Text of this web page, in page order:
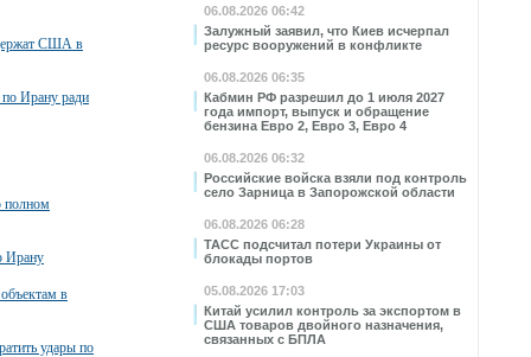
06.08.2026 06:42
Залужный заявил, что Киев исчерпал
ресурс вооружений в конфликте
06.08.2026 06:35
Кабмин РФ разрешил до 1 июля 2027
года импорт, выпуск и обращение
бензина Евро 2, Евро 3, Евро 4
06.08.2026 06:32
Российские войска взяли под контроль
село Зарница в Запорожской области
06.08.2026 06:28
ТАСС подсчитал потери Украины от
блокады портов
05.08.2026 17:03
Китай усилил контроль за экспортом в
США товаров двойного назначения,
связанных с БПЛА
США в
по Ирану ради
полном
Ирану
в
удары по